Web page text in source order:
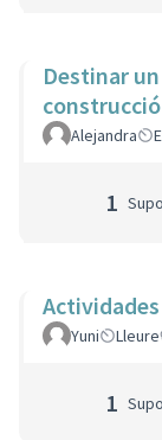
Destinar
Alejandra
1
Yuni Lleure
1